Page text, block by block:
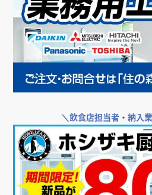
＼飲食店担当者・納入